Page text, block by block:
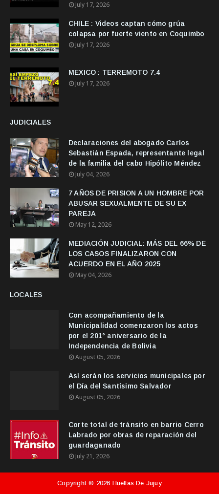
July 17, 2026
CHILE : Videos captan cómo grúa
colapsa por fuerte viento en Coquimbo
July 17, 2026
MEXICO : TERREMOTO 7.4
July 17, 2026
JUDICIALES
Declaraciones del abogado Carlos
Sebastián Espada, representante legal
de la familia del cabo Hipólito Méndez
July 04, 2026
7 AÑOS DE PRISION A UN HOMBRE POR
ABUSAR SEXUALMENTE DE SU EX
PAREJA
May 12, 2026
MEDIACIÓN JUDICIAL: MÁS DEL 66% DE
LOS CASOS FINALIZARON CON
ACUERDO EN EL AÑO 2025
May 04, 2026
LOCALES
Con acompañamiento de la
Municipalidad comenzaron los actos
por el 201° aniversario de la
Independencia de Bolivia
August 05, 2026
Así serán los servicios municipales por
el Día del Santísimo Salvador
August 05, 2026
Corte total de tránsito en barrio Cerro
Labrado por obras de reparación del
guardaganado
July 21, 2026
Copyright © 2026 Huellas De Jujuy